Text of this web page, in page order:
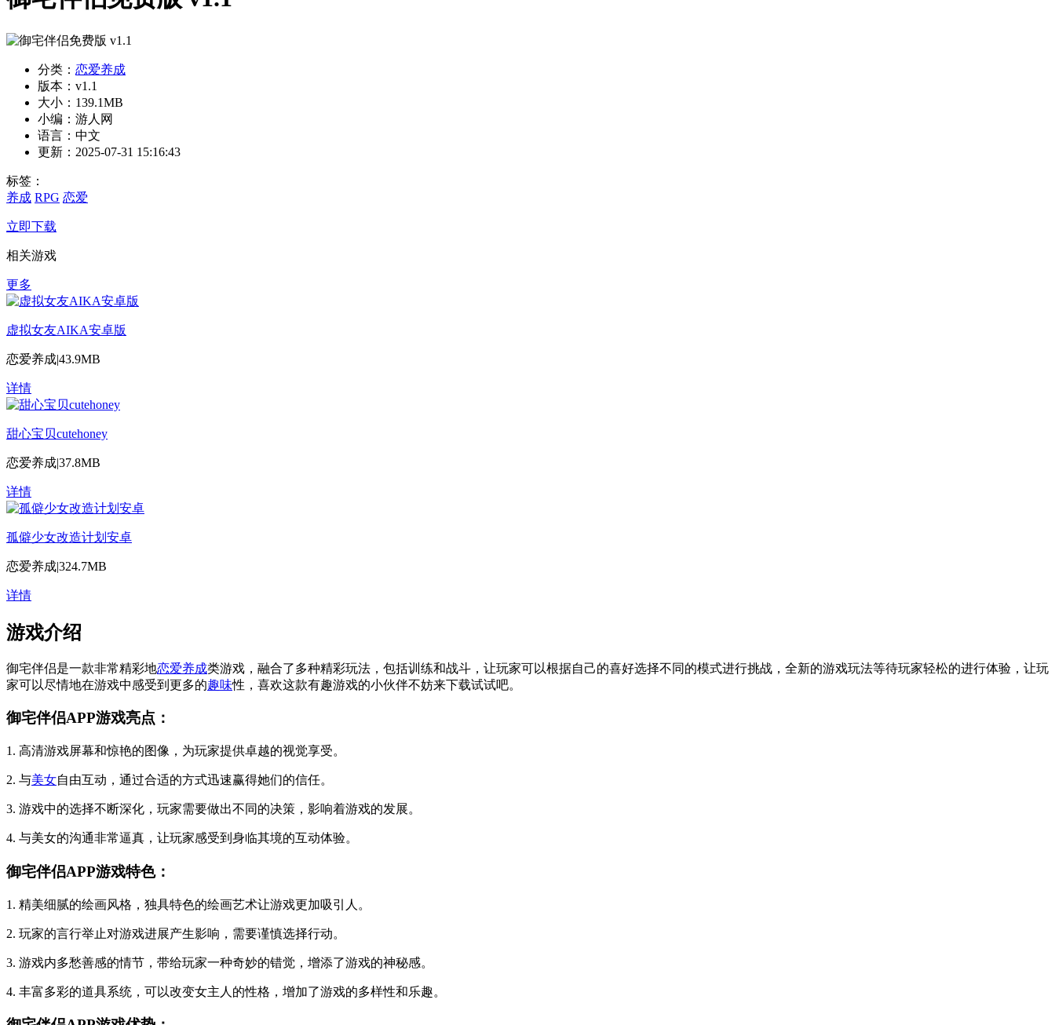
分类： 恋爱养成
版本：v1.1
大小：139.1MB
小编：游人网
语言：中文
更新：2025-07-31 15:16:43
标签：
养成 RPG 恋爱
立即下载
相关游戏
更多
虚拟女友AIKA安卓版
恋爱养成|43.9MB
详情
甜心宝贝cutehoney
恋爱养成|37.8MB
详情
孤僻少女改造计划安卓
恋爱养成|324.7MB
详情
游戏介绍
御宅伴侣是一款非常精彩地恋爱养成类游戏，融合了多种精彩玩法，包括训练和战斗，让玩家可以根据自己的喜好选择不同的模式进行挑战，全新的游戏玩法等待玩家轻松的进行体验，让玩
家可以尽情地在游戏中感受到更多的趣味性，喜欢这款有趣游戏的小伙伴不妨来下载试试吧。
御宅伴侣APP游戏亮点：
1. 高清游戏屏幕和惊艳的图像，为玩家提供卓越的视觉享受。
2. 与美女自由互动，通过合适的方式迅速赢得她们的信任。
3. 游戏中的选择不断深化，玩家需要做出不同的决策，影响着游戏的发展。
4. 与美女的沟通非常逼真，让玩家感受到身临其境的互动体验。
御宅伴侣APP游戏特色：
1. 精美细腻的绘画风格，独具特色的绘画艺术让游戏更加吸引人。
2. 玩家的言行举止对游戏进展产生影响，需要谨慎选择行动。
3. 游戏内多愁善感的情节，带给玩家一种奇妙的错觉，增添了游戏的神秘感。
4. 丰富多彩的道具系统，可以改变女主人的性格，增加了游戏的多样性和乐趣。